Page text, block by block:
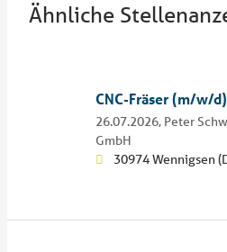
Ähnliche
CNC-Fräser (m/w/d)
26.07.2026, Peter
GmbH
30974 Wennigsen